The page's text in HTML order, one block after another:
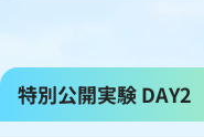
特別公開実験 DAY2